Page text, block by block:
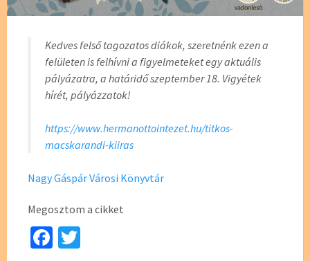
Kedves felső tagozatos diákok, szeretnénk ezen a
felületen is felhívni a figyelmeteket egy aktuális
pályázatra, a határidő szeptember 18. Vigyétek
hírét, pályázzatok!
https://www.hermanottointezet.hu/titkos-
macskarandi-kiiras
Nagy Gáspár Városi Könyvtár
Megosztom a cikket
Fa